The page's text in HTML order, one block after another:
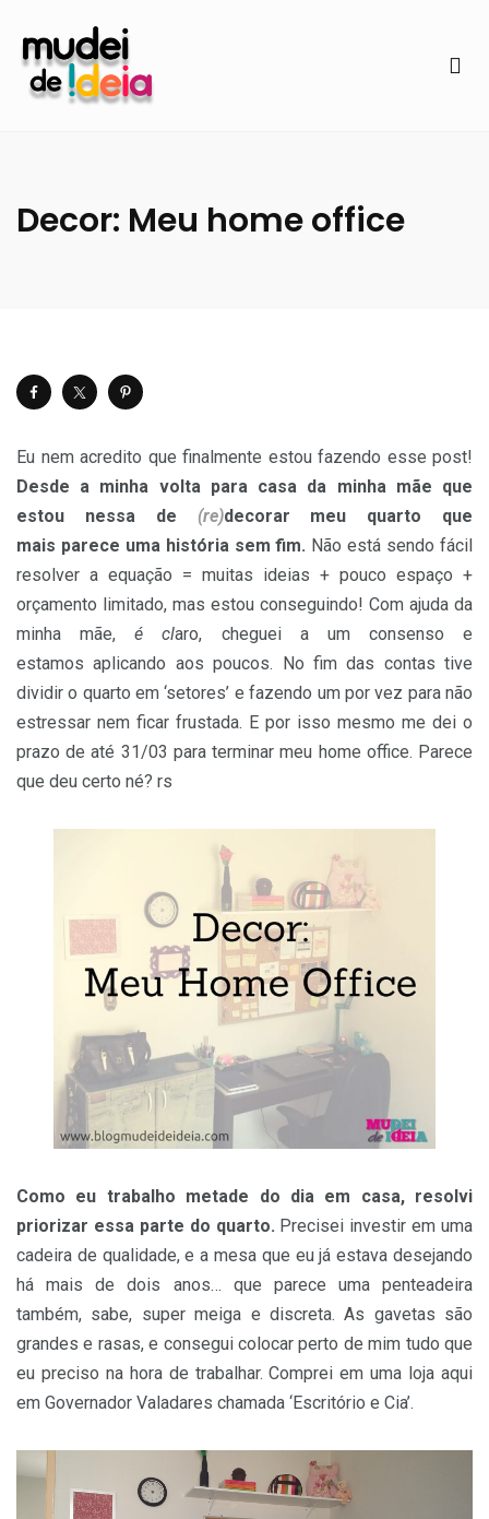
Decor: Meu home office
Eu nem acredito que finalmente estou fazendo esse post!
Desde a minha volta para casa da minha mãe que
estou nessa de (re)decorar meu quarto que
mais parece uma história sem fim. Não está sendo fácil
resolver a equação = muitas ideias + pouco espaço +
orçamento limitado, mas estou conseguindo! Com ajuda da
minha mãe,é claro, cheguei a um consenso e
estamos aplicando aos poucos. No fim das contas tive
dividir o quarto em ‘setores’ e fazendo um por vez para não
estressar nem ficar frustada. E por isso mesmo me dei o
prazo de até 31/03 para terminar meu home office. Parece
que deu certo né? rs
Como eu trabalho metade do dia em casa, resolvi
priorizar essa parte do quarto. Precisei investir em uma
cadeira de qualidade, e a mesa que eu já estava desejando
há mais de dois anos… que parece uma penteadeira
também, sabe, super meiga e discreta. As gavetas são
grandes e rasas, e consegui colocar perto de mim tudo que
eu preciso na hora de trabalhar. Comprei em uma loja aqui
em Governador Valadares chamada ‘Escritório e Cia’.